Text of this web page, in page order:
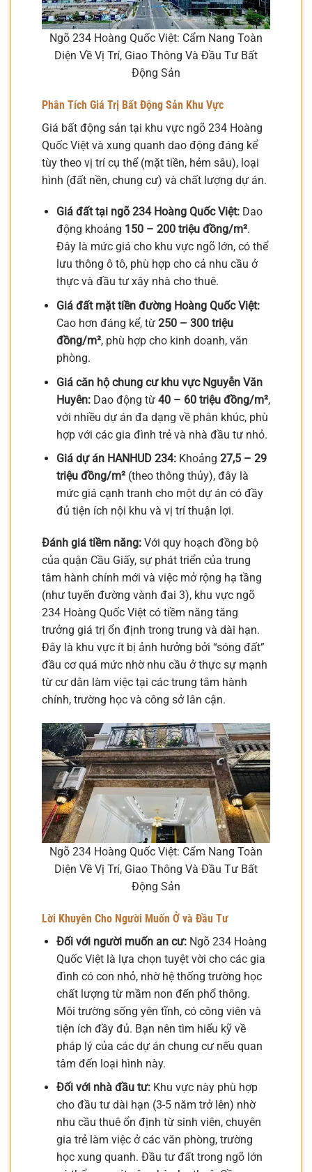
Ngõ 234 Hoàng Quốc Việt: Cẩm Nang Toàn
Diện Về Vị Trí, Giao Thông Và Đầu Tư Bất
Động Sản
Phân Tích Giá Trị Bất Động Sản Khu Vực
Giá bất động sản tại khu vực ngõ 234 Hoàng
Quốc Việt và xung quanh dao động đáng kể
tùy theo vị trí cụ thể (mặt tiền, hẻm sâu), loại
hình (đất nền, chung cư) và chất lượng dự án.
Giá đất tại ngõ 234 Hoàng Quốc Việt:Dao
động khoảng 150 – 200 triệu đồng/m².
Đây là mức giá cho khu vực ngõ lớn, có thể
lưu thông ô tô, phù hợp cho cả nhu cầu ở
thực và đầu tư xây nhà cho thuê.
Giá đất mặt tiền đường Hoàng Quốc Việt:
Cao hơn đáng kể, từ 250 – 300 triệu
đồng/m², phù hợp cho kinh doanh, văn
phòng.
Giá căn hộ chung cư khu vực Nguyễn Văn
Huyên:Dao động từ 40 – 60 triệu đồng/m²,
với nhiều dự án đa dạng về phân khúc, phù
hợp với các gia đình trẻ và nhà đầu tư nhỏ.
Giá dự án HANHUD 234:Khoảng 27,5 – 29
triệu đồng/m²(theo thông thủy), đây là
mức giá cạnh tranh cho một dự án có đầy
đủ tiện ích nội khu và vị trí thuận lợi.
Đánh giá tiềm năng: Với quy hoạch đồng bộ
của quận Cầu Giấy, sự phát triển của trung
tâm hành chính mới và việc mở rộng hạ tầng
(như tuyến đường vành đai 3), khu vực ngõ
234 Hoàng Quốc Việt có tiềm năng tăng
trưởng giá trị ổn định trong trung và dài hạn.
Đây là khu vực ít bị ảnh hưởng bởi “sóng đất”
đầu cơ quá mức nhờ nhu cầu ở thực sự mạnh
từ cư dân làm việc tại các trung tâm hành
chính, trường học và công sở lân cận.
Ngõ 234 Hoàng Quốc Việt: Cẩm Nang Toàn
Diện Về Vị Trí, Giao Thông Và Đầu Tư Bất
Động Sản
Lời Khuyên Cho Người Muốn Ở và Đầu Tư
Đối với người muốn an cư:Ngõ 234 Hoàng
Quốc Việt là lựa chọn tuyệt vời cho các gia
đình có con nhỏ, nhờ hệ thống trường học
chất lượng từ mầm non đến phổ thông.
Môi trường sống yên tĩnh, có công viên và
tiện ích đầy đủ. Bạn nên tìm hiểu kỹ về
pháp lý của các dự án chung cư nếu quan
tâm đến loại hình này.
Đối với nhà đầu tư:Khu vực này phù hợp
cho đầu tư dài hạn (3-5 năm trở lên) nhờ
nhu cầu thuê ổn định từ sinh viên, chuyên
gia trẻ làm việc ở các văn phòng, trường
học xung quanh. Đầu tư đất trong ngõ lớn